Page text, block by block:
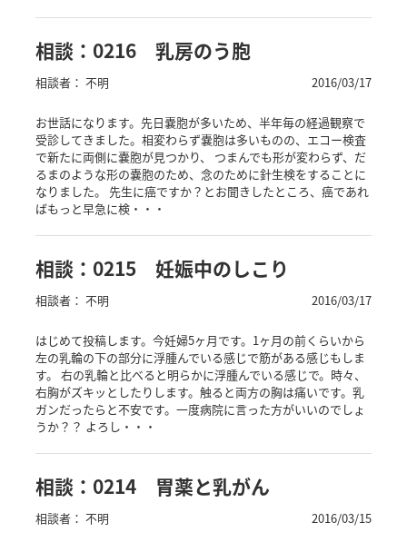
相談：0216 乳房のう胞
相談者： 不明 2016/03/17
お世話になります。先日嚢胞が多いため、半年毎の経過観察で
受診してきました。相変わらず嚢胞は多いものの、エコー検査
で新たに両側に嚢胞が見つかり、 つまんでも形が変わらず、だ
るまのような形の嚢胞のため、念のために針生検をすることに
なりました。 先生に癌ですか？とお聞きしたところ、癌であれ
ばもっと早急に検・・・
相談：0215 妊娠中のしこり
相談者： 不明 2016/03/17
はじめて投稿します。今妊婦5ヶ月です。1ヶ月の前くらいから
左の乳輪の下の部分に浮腫んでいる感じで筋がある感じもしま
す。 右の乳輪と比べると明らかに浮腫んでいる感じで。時々、
右胸がズキッとしたりします。触ると両方の胸は痛いです。乳
ガンだったらと不安です。一度病院に言った方がいいのでしょ
うか？？ よろし・・・
相談：0214 胃薬と乳がん
相談者： 不明 2016/03/15